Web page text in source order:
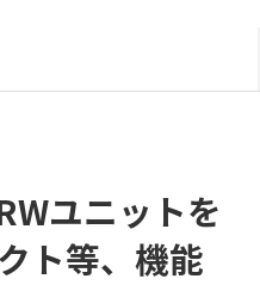
ユニットを
ト等、機能